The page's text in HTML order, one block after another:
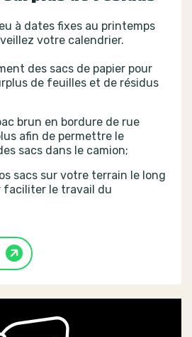
à dates fixes au printemps
votre calendrier.
des sacs de papier pour
de feuilles et de résidus
brun en bordure de rue
afin de permettre le
sacs dans le camion;
sacs sur votre terrain le long
faciliter le travail du